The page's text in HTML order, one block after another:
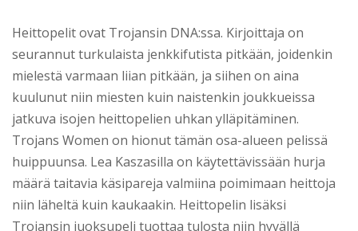
Heittopelit ovat Trojansin DNA:ssa. Kirjoittaja on
seurannut turkulaista jenkkifutista pitkään, joidenkin
mielestä varmaan liian pitkään, ja siihen on aina
kuulunut niin miesten kuin naistenkin joukkueissa
jatkuva isojen heittopelien uhkan ylläpitäminen.
Trojans Women on hionut tämän osa-alueen pelissä
huippuunsa. Lea Kaszasilla on käytettävissään hurja
määrä taitavia käsipareja valmiina poimimaan heittoja
niin läheltä kuin kaukaakin. Heittopelin lisäksi
Trojansin juoksupeli tuottaa tulosta niin hyvällä